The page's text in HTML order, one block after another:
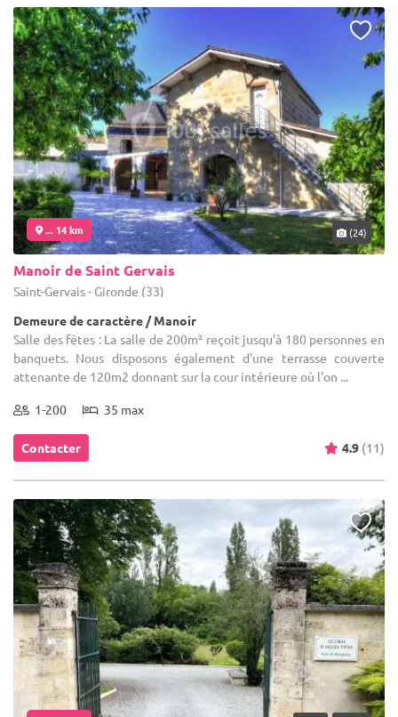
... 14 km (24)
Manoir de Saint Gervais
Saint-Gervais - Gironde (33)
Demeure de caractère / Manoir
Salle des fêtes : La salle de 200m² reçoit jusqu'à 180 personnes en
banquets. Nous disposons également d'une terrasse couverte
attenante de 120m2 donnant sur la cour intérieure où l'on ...
1-200 35 max
Contacter 4.9 (11)